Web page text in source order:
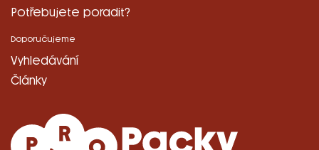
Potřebujete poradit?
Doporučujeme
Vyhledávání
Články